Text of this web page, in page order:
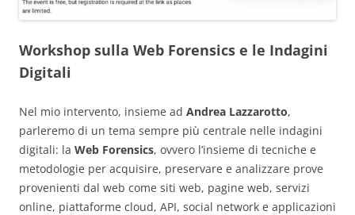
Workshop sulla Web Forensics e le Indagini
Digitali
Nel mio intervento, insieme ad Andrea Lazzarotto,
parleremo di un tema sempre più centrale nelle indagini
digitali: la Web Forensics, ovvero l’insieme di tecniche e
metodologie per acquisire, preservare e analizzare prove
provenienti dal web come siti web, pagine web, servizi
online, piattaforme cloud, API, social network e applicazioni